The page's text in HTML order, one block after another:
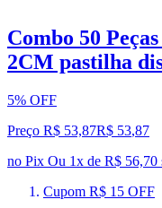
Combo 50
2CM pastilha
5% OFF
Preço R$ 53,87R$ 53,87
no Pix Ou 1x de R$ 56,70
Cupom R$ 15 OFF